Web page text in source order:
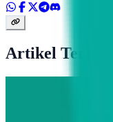
Artikel Terkait